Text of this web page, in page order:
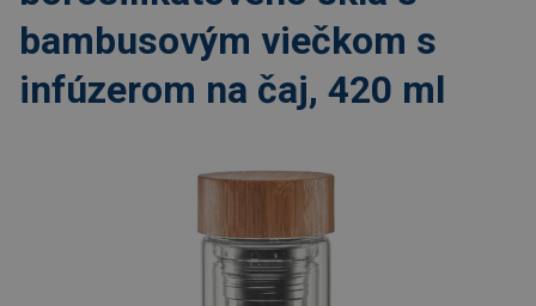
bambusovým viečkom s
infúzerom na čaj, 420 ml